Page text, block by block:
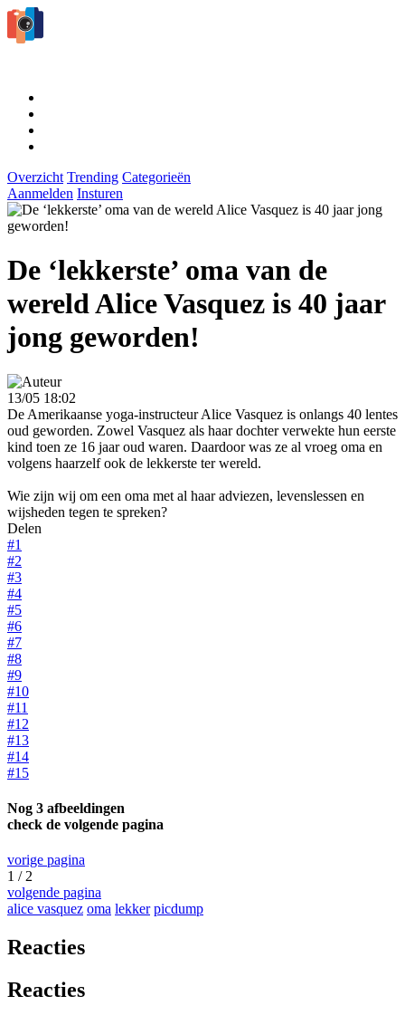
Overzicht Trending Categorieën
Aanmelden Insturen
De ‘lekkerste’ oma van de
wereld Alice Vasquez is 40 jaar
jong geworden!
13/05 18:02
De Amerikaanse yoga-instructeur Alice Vasquez is onlangs 40 lentes
oud geworden. Zowel Vasquez als haar dochter verwekte hun eerste
kind toen ze 16 jaar oud waren. Daardoor was ze al vroeg oma en
volgens haarzelf ook de lekkerste ter wereld.
Wie zijn wij om een oma met al haar adviezen, levenslessen en
wijsheden tegen te spreken?
Delen
#1
#2
#3
#4
#5
#6
#7
#8
#9
#10
#11
#12
#13
#14
#15
Nog 3 afbeeldingen
check de volgende pagina
vorige pagina
1 / 2
volgende pagina
alice vasquez oma lekker picdump
Reacties
Reacties